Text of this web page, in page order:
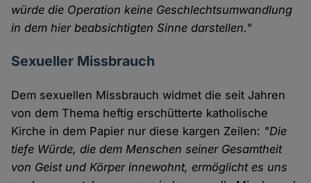
würde die Operation keine Geschlechtsumwandlung
in dem hier beabsichtigten Sinne darstellen."
Sexueller Missbrauch
Dem sexuellen Missbrauch widmet die seit Jahren
von dem Thema heftig erschütterte katholische
Kirche in dem Papier nur diese kargen Zeilen: "Die
tiefe Würde, die dem Menschen seiner Gesamtheit
von Geist und Körper innewohnt, ermöglicht es uns